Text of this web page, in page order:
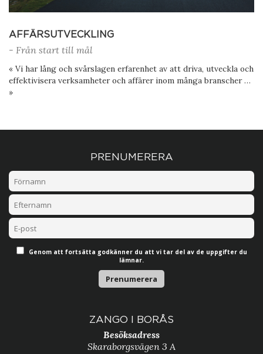
AFFÄRSUTVECKLING
- Från start till mål
« Vi har lång och svårslagen erfarenhet av att driva, utveckla och
effektivisera verksamheter och affärer inom många branscher …
»
PRENUMERERA
Genom att fortsätta godkänner du att vi tar del av de uppgifter du
lämnar.
ZANGO I BORÅS
Besöksadress
Skaraborgsvägen 3 A